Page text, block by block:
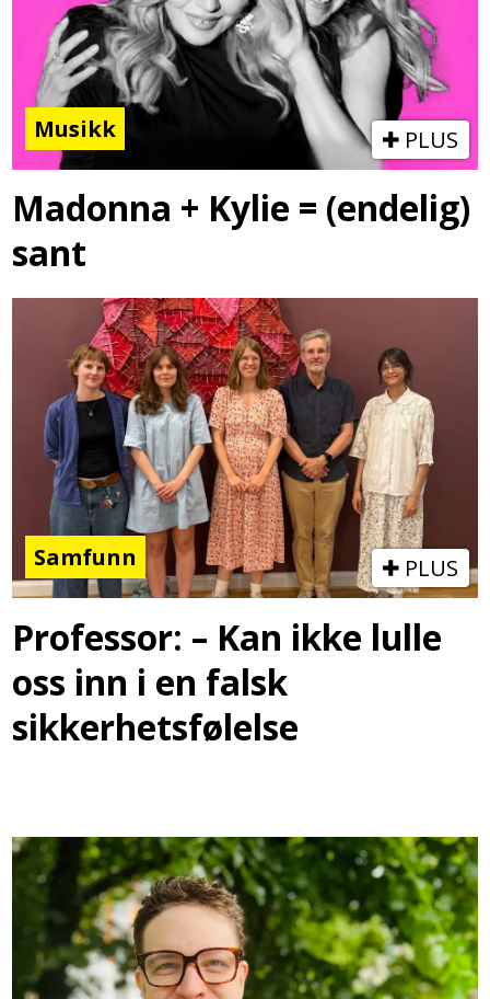
Musikk PLUS
Madonna + Kylie = (endelig)
sant
Samfunn PLUS
Professor: – Kan ikke lulle
oss inn i en falsk
sikkerhetsfølelse